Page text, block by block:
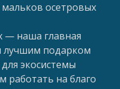
осетровых
— наша главная
лучшим подарком
экосистемы
работать на благо